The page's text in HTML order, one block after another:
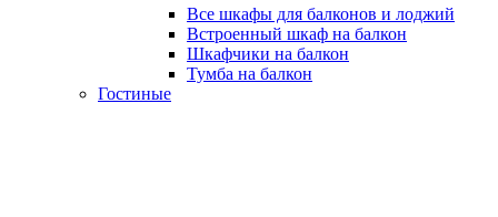
Все шкафы для балконов и лоджий
Встроенный шкаф на балкон
Шкафчики на балкон
Тумба на балкон
Гостиные